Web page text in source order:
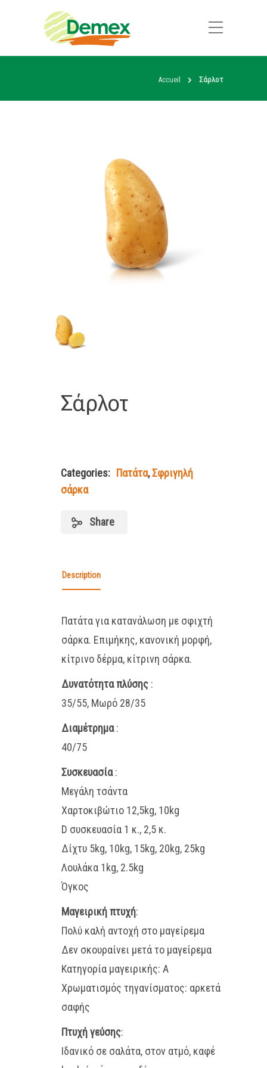
Accueil Σάρλοτ
Σάρλοτ
Categories: Πατάτα,Σφριγηλή
σάρκα
Share
Description
Πατάτα για κατανάλωση με σφιχτή
σάρκα. Επιμήκης, κανονική μορφή,
κίτρινο δέρμα, κίτρινη σάρκα.
Δυνατότητα πλύσης :
35/55, Μωρό 28/35
Διαμέτρημα:
40/75
Συσκευασία:
Μεγάλη τσάντα
Χαρτοκιβώτιο 12,5kg, 10kg
D συσκευασία 1 κ., 2,5 κ.
Δίχτυ 5kg, 10kg, 15kg, 20kg, 25kg
Λουλάκα 1kg, 2.5kg
Όγκος
Μαγειρική πτυχή:
Πολύ καλή αντοχή στο μαγείρεμα
Δεν σκουραίνει μετά το μαγείρεμα
Κατηγορία μαγειρικής: Α
Χρωματισμός τηγανίσματος: αρκετά
σαφής
Πτυχή γεύσης:
Ιδανικό σε σαλάτα, στον ατμό, καφέ